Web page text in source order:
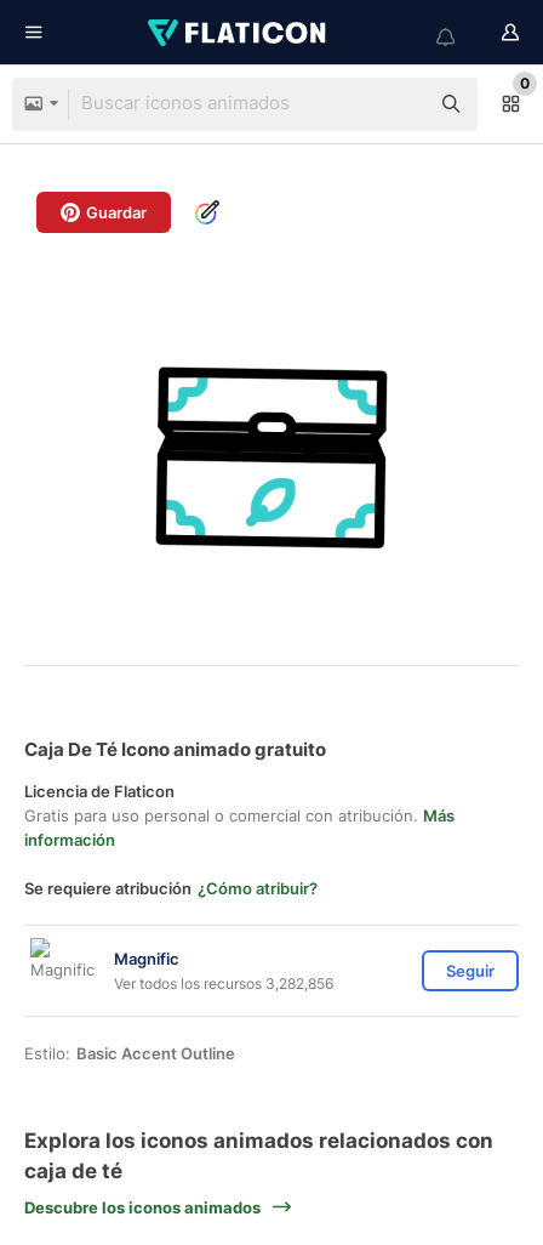
0
Guardar
Caja De Té Icono animado gratuito
Licencia de Flaticon
Gratis para uso personal o comercial con atribución. Más
información
Se requiere atribución ¿Cómo atribuir?
Magnific
Ver todos los recursos 3,282,856
Seguir
Estilo: Basic Accent Outline
Explora los iconos animados relacionados con
caja de té
Descubre los iconos animados